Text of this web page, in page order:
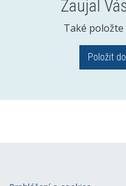
Zaujal
Také
Položit